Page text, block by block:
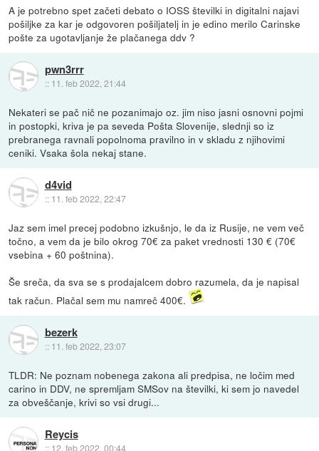
A je potrebno spet začeti debato o IOSS številki in digitalni najavi
pošiljke za kar je odgovoren pošiljatelj in je edino merilo Carinske
pošte za ugotavljanje že plačanega ddv ?
pwn3rrr
:: 11. feb 2022, 21:44
Nekateri se pač nič ne pozanimajo oz. jim niso jasni osnovni pojmi
in postopki, kriva je pa seveda Pošta Slovenije, slednji so iz
prebranega ravnali popolnoma pravilno in v skladu z njihovimi
ceniki. Vsaka šola nekaj stane.
d4vid
:: 11. feb 2022, 22:47
Jaz sem imel precej podobno izkušnjo, le da iz Rusije, ne vem več
točno, a vem da je bilo okrog 70€ za paket vrednosti 130 € (70€
vsebina + 60 poštnina).
Še sreča, da sva se s prodajalcem dobro razumela, da je napisal
tak račun. Plačal sem mu namreč 400€.
bezerk
:: 11. feb 2022, 23:07
TLDR: Ne poznam nobenega zakona ali predpisa, ne ločim med
carino in DDV, ne spremljam SMSov na številki, ki sem jo navedel
za obveščanje, krivi so vsi drugi...
Reycis
:: 12. feb 2022, 00:44